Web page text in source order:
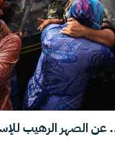
الصهر الرهيب